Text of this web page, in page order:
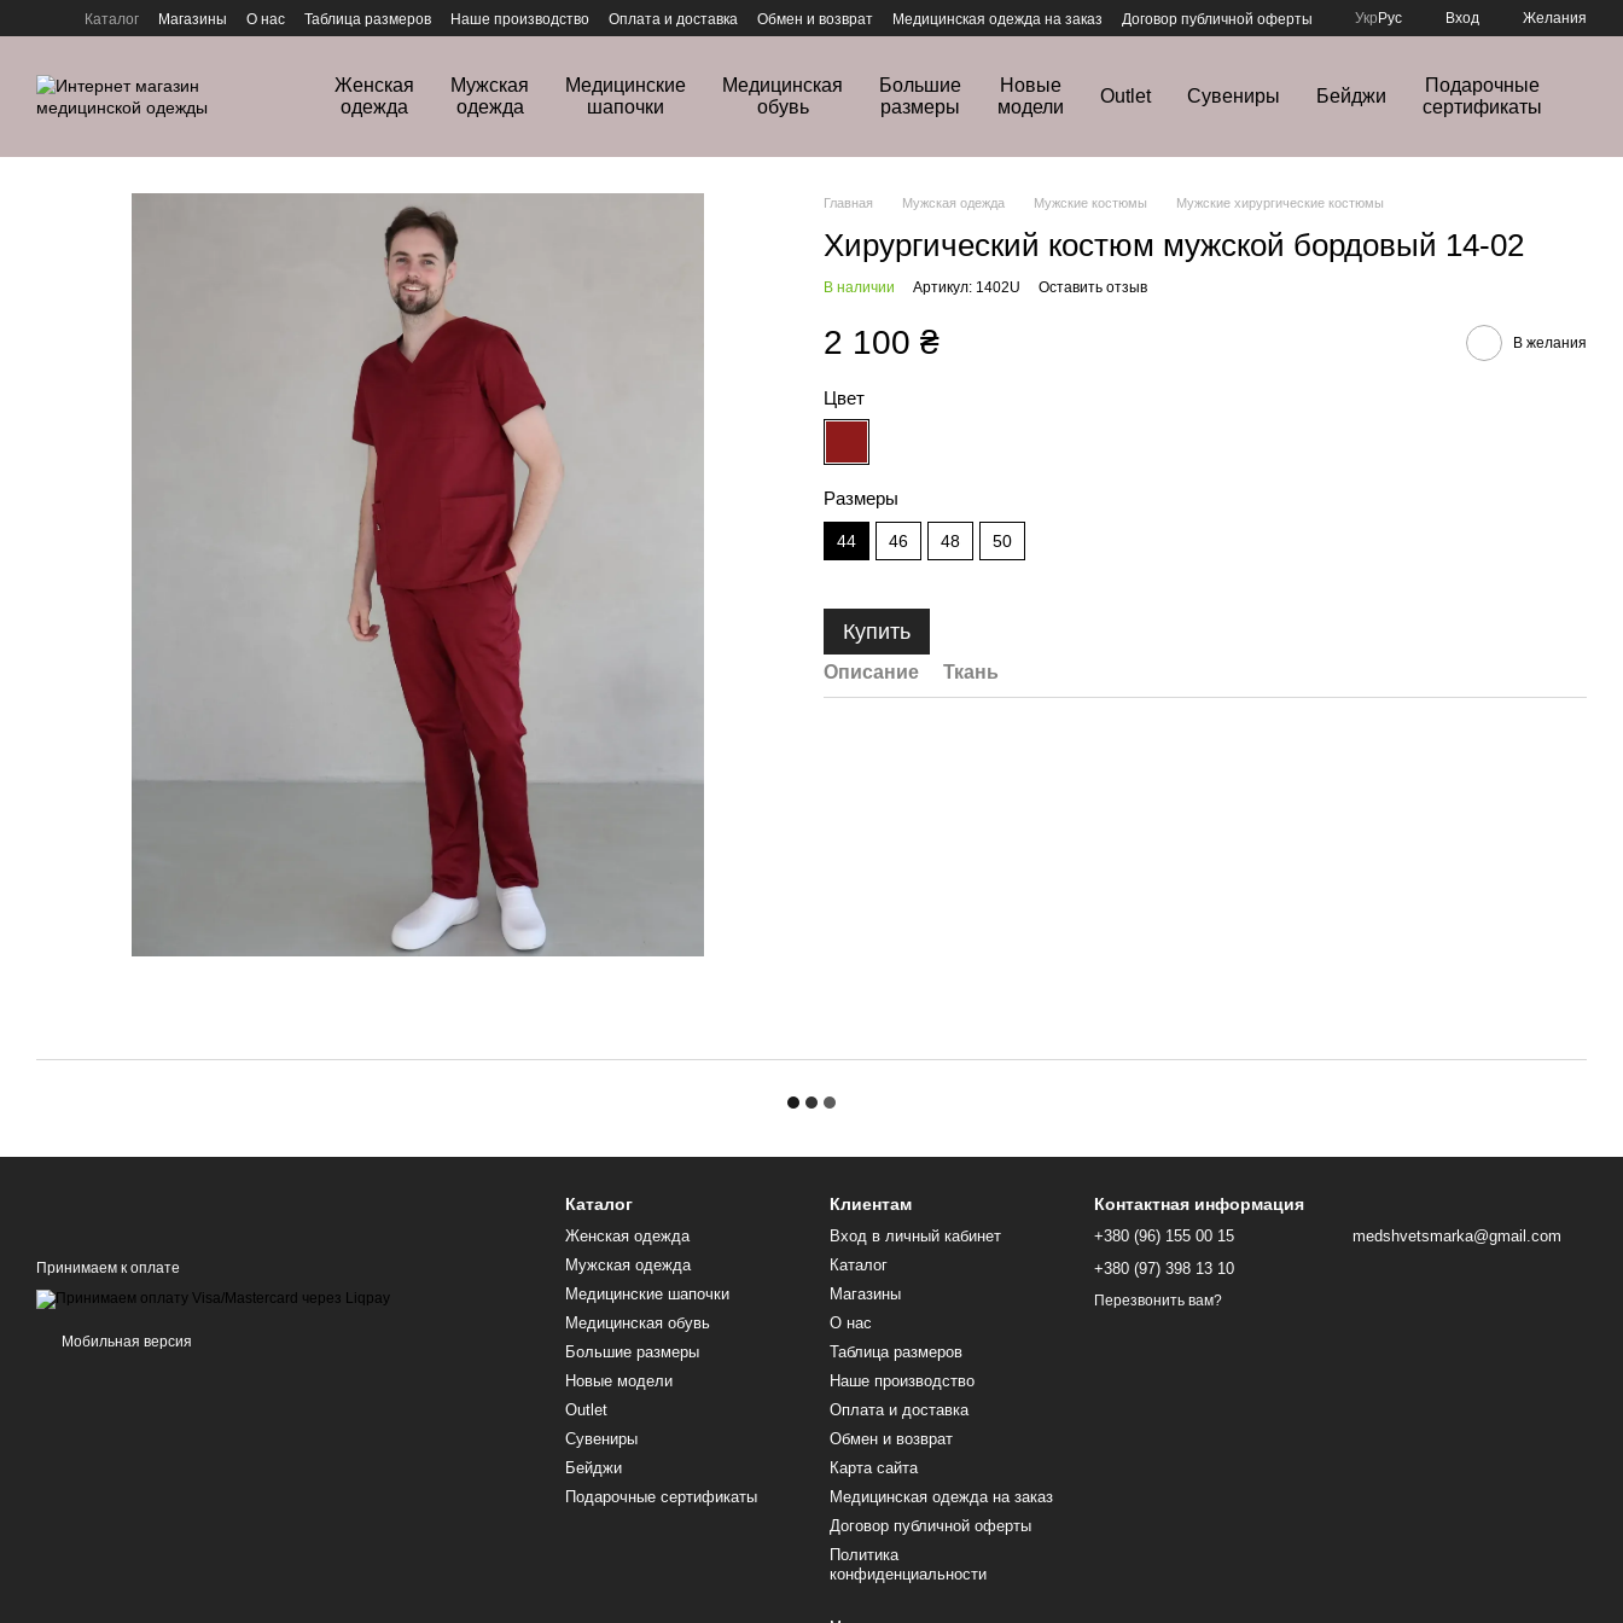
Перейти к основному контенту
Каталог Магазины О нас Таблица размеров Наше производство Оплата и доставка Обмен и возврат Медицинская одежда на заказ
Договор публичной оферты
Укр Рус Вход Желания
Женская
одежда
Мужская
одежда
Медицинские
шапочки
Медицинская
обувь
Большие
размеры
Новые
модели
Outlet Сувениры Бейджи
Подарочные
сертификаты
Главная Мужская одежда Мужские костюмы Мужские хирургические костюмы
Хирургический костюм мужской бордовый 14-02
В наличии Артикул: 1402U Оставить отзыв
2 100 ₴ В желания
Цвет
Размеры
44 46 48 50
Купить
Описание Ткань
Принимаем к оплате
Мобильная версия
Каталог
Женская одежда
Мужская одежда
Медицинские шапочки
Медицинская обувь
Большие размеры
Новые модели
Outlet
Сувениры
Бейджи
Подарочные сертификаты
Клиентам
Вход в личный кабинет
Каталог
Магазины
О нас
Таблица размеров
Наше производство
Оплата и доставка
Обмен и возврат
Карта сайта
Медицинская одежда на заказ
Договор публичной оферты
Политика
конфиденциальности
Контактная информация
+380 (96) 155 00 15
+380 (97) 398 13 10
Перезвонить вам?
medshvetsmarka@gmail.com